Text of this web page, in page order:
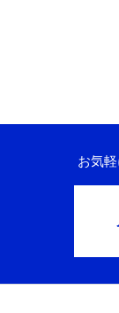
お気